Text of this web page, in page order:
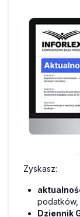
Zyskasz:
podatków,
Dziennik